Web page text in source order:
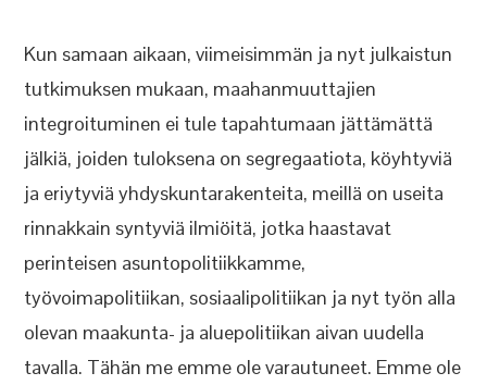
Kun samaan aikaan, viimeisimmän ja nyt julkaistun
tutkimuksen mukaan, maahanmuuttajien
integroituminen ei tule tapahtumaan jättämättä
jälkiä, joiden tuloksena on segregaatiota, köyhtyviä
ja eriytyviä yhdyskuntarakenteita, meillä on useita
rinnakkain syntyviä ilmiöitä, jotka haastavat
perinteisen asuntopolitiikkamme,
työvoimapolitiikan, sosiaalipolitiikan ja nyt työn alla
olevan maakunta- ja aluepolitiikan aivan uudella
tavalla. Tähän me emme ole varautuneet. Emme ole